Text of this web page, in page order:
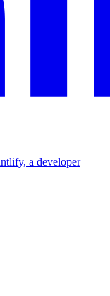
a developer